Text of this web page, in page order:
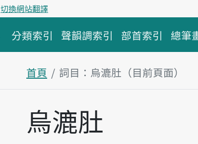
切換網站翻譯
分類索引 聲韻調索引 部首索引 總筆
首頁 詞目：烏漉肚（目前頁面）
主內容區塊
烏漉肚